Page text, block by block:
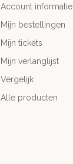
Account informatie
Mijn bestellingen
Mijn tickets
Mijn verlanglijst
Vergelijk
Alle producten